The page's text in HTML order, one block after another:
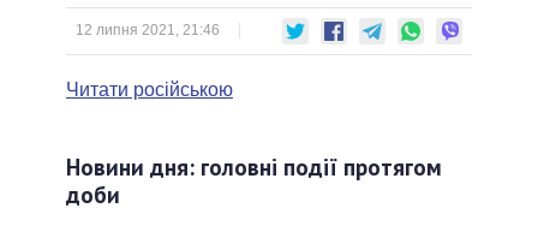
ГОЛОВИ ОБЛАДМІНІСТРАЦІЙ
ВСІ ПЕРСОНИ
ПОРІВНЯННЯ ПОЛІТИКІВ
12 липня 2021, 21:46
Читати російською
Новини дня: головні події протягом
доби